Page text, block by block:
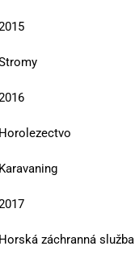
Horolezectvo
Karavaning
Horská záchranná služba